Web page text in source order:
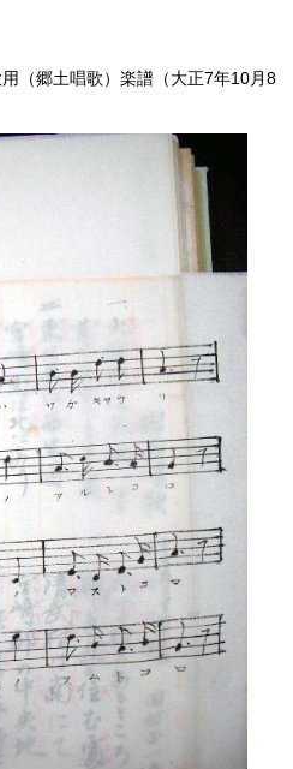
（郷土唱歌）楽譜（大正7年10月8